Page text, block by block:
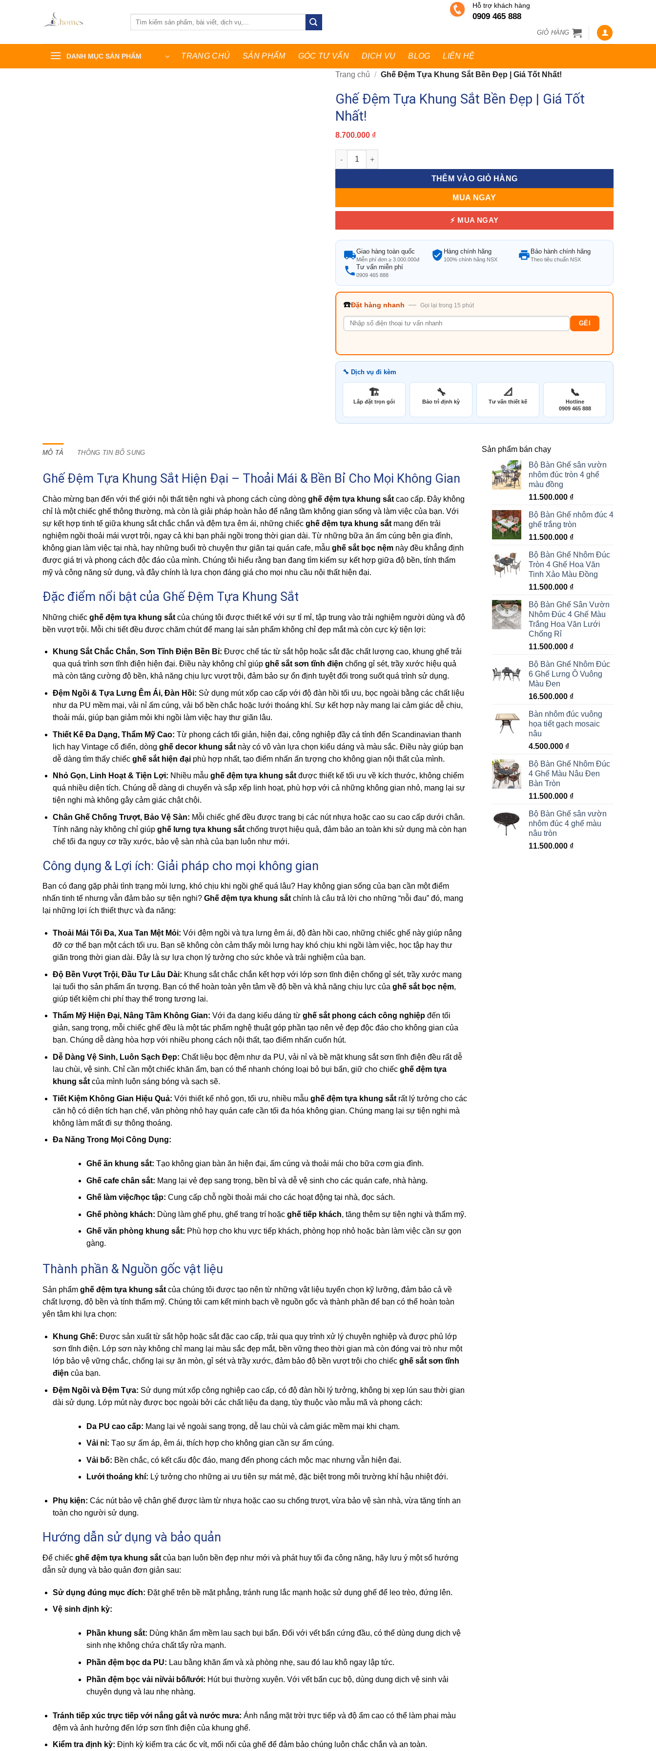
dung
Hỗ trợ khách hàng
0909 465 888
GIỎ HÀNG
DANH MỤC SẢN PHẨM TRANG CHỦ SẢN PHẨM GÓC TƯ VẤN DỊCH VỤ BLOG LIÊN HỆ
Trang chủ / Ghế Đệm Tựa Khung Sắt Bền Đẹp | Giá Tốt Nhất!
Ghế Đệm Tựa Khung Sắt Bền Đẹp | Giá Tốt
Nhất!
8.700.000 ₫
Ghế Đệm Tựa Khung Sắt Bền Đẹp | Giá Tốt Nhất! số lượng
THÊM VÀO GIỎ HÀNG
MUA NGAY
⚡ MUA NGAY
Giao hàng toàn quốc
Miễn phí đơn ≥ 3.000.000đ
Hàng chính hãng
100% chính hãng NSX
Bảo hành chính hãng
Theo tiêu chuẩn NSX
Tư vấn miễn phí
0909 465 888
☎️Đặt hàng nhanh — Gọi lại trong 15 phút
GẺI
🔧 Dịch vụ đi kèm
🏗️
Lắp đặt trọn gói
🔧
Bảo trì định kỳ
📐
Tư vấn thiết kế
📞
Hotline
0909 465 888
MÔ TẢ THÔNG TIN BỔ SUNG
Ghế Đệm Tựa Khung Sắt Hiện Đại – Thoải Mái & Bền Bỉ Cho Mọi Không Gian
Chào mừng bạn đến với thế giới nội thất tiện nghi và phong cách cùng dòng ghế đệm tựa khung sắt cao cấp. Đây không
chỉ là một chiếc ghế thông thường, mà còn là giải pháp hoàn hảo để nâng tầm không gian sống và làm việc của bạn. Với
sự kết hợp tinh tế giữa khung sắt chắc chắn và đệm tựa êm ái, những chiếc ghế đệm tựa khung sắt mang đến trải
nghiệm ngồi thoải mái vượt trội, ngay cả khi bạn phải ngồi trong thời gian dài. Từ những bữa ăn ấm cúng bên gia đình,
không gian làm việc tại nhà, hay những buổi trò chuyện thư giãn tại quán cafe, mẫu ghế sắt bọc nệm này đều khẳng định
được giá trị và phong cách độc đáo của mình. Chúng tôi hiểu rằng bạn đang tìm kiếm sự kết hợp giữa độ bền, tính thẩm
mỹ và công năng sử dụng, và đây chính là lựa chọn đáng giá cho mọi nhu cầu nội thất hiện đại.
Đặc điểm nổi bật của Ghế Đệm Tựa Khung Sắt
Những chiếc ghế đệm tựa khung sắt của chúng tôi được thiết kế với sự tỉ mỉ, tập trung vào trải nghiệm người dùng và độ
bền vượt trội. Mỗi chi tiết đều được chăm chút để mang lại sản phẩm không chỉ đẹp mắt mà còn cực kỳ tiện lợi:
Khung Sắt Chắc Chắn, Sơn Tĩnh Điện Bền Bỉ: Được chế tác từ sắt hộp hoặc sắt đặc chất lượng cao, khung ghế trải
qua quá trình sơn tĩnh điện hiện đại. Điều này không chỉ giúp ghế sắt sơn tĩnh điện chống gỉ sét, trầy xước hiệu quả
mà còn tăng cường độ bền, khả năng chịu lực vượt trội, đảm bảo sự ổn định tuyệt đối trong suốt quá trình sử dụng.
Đệm Ngồi & Tựa Lưng Êm Ái, Đàn Hồi: Sử dụng mút xốp cao cấp với độ đàn hồi tối ưu, bọc ngoài bằng các chất liệu
như da PU mềm mại, vải nỉ ấm cúng, vải bố bền chắc hoặc lưới thoáng khí. Sự kết hợp này mang lại cảm giác dễ chịu,
thoải mái, giúp bạn giảm mỏi khi ngồi làm việc hay thư giãn lâu.
Thiết Kế Đa Dạng, Thẩm Mỹ Cao: Từ phong cách tối giản, hiện đại, công nghiệp đầy cá tính đến Scandinavian thanh
lịch hay Vintage cổ điển, dòng ghế decor khung sắtnày có vô vàn lựa chọn kiểu dáng và màu sắc. Điều này giúp bạn
dễ dàng tìm thấy chiếc ghế sắt hiện đạiphù hợp nhất, tạo điểm nhấn ấn tượng cho không gian nội thất của mình.
Nhỏ Gọn, Linh Hoạt & Tiện Lợi: Nhiều mẫu ghế đệm tựa khung sắtđược thiết kế tối ưu về kích thước, không chiếm
quá nhiều diện tích. Chúng dễ dàng di chuyển và sắp xếp linh hoạt, phù hợp với cả những không gian nhỏ, mang lại sự
tiện nghi mà không gây cảm giác chật chội.
Chân Ghế Chống Trượt, Bảo Vệ Sàn: Mỗi chiếc ghế đều được trang bị các nút nhựa hoặc cao su cao cấp dưới chân.
Tính năng này không chỉ giúp ghế lưng tựa khung sắtchống trượt hiệu quả, đảm bảo an toàn khi sử dụng mà còn hạn
chế tối đa nguy cơ trầy xước, bảo vệ sàn nhà của bạn luôn như mới.
Công dụng & Lợi ích: Giải pháp cho mọi không gian
Bạn có đang gặp phải tình trạng mỏi lưng, khó chịu khi ngồi ghế quá lâu? Hay không gian sống của bạn cần một điểm
nhấn tinh tế nhưng vẫn đảm bảo sự tiện nghi? Ghế đệm tựa khung sắt chính là câu trả lời cho những “nỗi đau” đó, mang
lại những lợi ích thiết thực và đa năng:
Thoải Mái Tối Đa, Xua Tan Mệt Mỏi: Với đệm ngồi và tựa lưng êm ái, độ đàn hồi cao, những chiếc ghế này giúp nâng
đỡ cơ thể bạn một cách tối ưu. Bạn sẽ không còn cảm thấy mỏi lưng hay khó chịu khi ngồi làm việc, học tập hay thư
giãn trong thời gian dài. Đây là sự lựa chọn lý tưởng cho sức khỏe và trải nghiệm của bạn.
Độ Bền Vượt Trội, Đầu Tư Lâu Dài: Khung sắt chắc chắn kết hợp với lớp sơn tĩnh điện chống gỉ sét, trầy xước mang
lại tuổi thọ sản phẩm ấn tượng. Bạn có thể hoàn toàn yên tâm về độ bền và khả năng chịu lực của ghế sắt bọc nệm,
giúp tiết kiệm chi phí thay thế trong tương lai.
Thẩm Mỹ Hiện Đại, Nâng Tầm Không Gian: Với đa dạng kiểu dáng từ ghế sắt phong cách công nghiệpđến tối
giản, sang trọng, mỗi chiếc ghế đều là một tác phẩm nghệ thuật góp phần tạo nên vẻ đẹp độc đáo cho không gian của
bạn. Chúng dễ dàng hòa hợp với nhiều phong cách nội thất, tạo điểm nhấn cuốn hút.
Dễ Dàng Vệ Sinh, Luôn Sạch Đẹp: Chất liệu bọc đệm như da PU, vải nỉ và bề mặt khung sắt sơn tĩnh điện đều rất dễ
lau chùi, vệ sinh. Chỉ cần một chiếc khăn ẩm, bạn có thể nhanh chóng loại bỏ bụi bẩn, giữ cho chiếc ghế đệm tựa
khung sắtcủa mình luôn sáng bóng và sạch sẽ.
Tiết Kiệm Không Gian Hiệu Quả: Với thiết kế nhỏ gọn, tối ưu, nhiều mẫu ghế đệm tựa khung sắtrất lý tưởng cho các
căn hộ có diện tích hạn chế, văn phòng nhỏ hay quán cafe cần tối đa hóa không gian. Chúng mang lại sự tiện nghi mà
không làm mất đi sự thông thoáng.
Đa Năng Trong Mọi Công Dụng:
Ghế ăn khung sắt: Tạo không gian bàn ăn hiện đại, ấm cúng và thoải mái cho bữa cơm gia đình.
Ghế cafe chân sắt: Mang lại vẻ đẹp sang trọng, bền bỉ và dễ vệ sinh cho các quán cafe, nhà hàng.
Ghế làm việc/học tập: Cung cấp chỗ ngồi thoải mái cho các hoạt động tại nhà, đọc sách.
Ghế phòng khách: Dùng làm ghế phụ, ghế trang trí hoặc ghế tiếp khách, tăng thêm sự tiện nghi và thẩm mỹ.
Ghế văn phòng khung sắt: Phù hợp cho khu vực tiếp khách, phòng họp nhỏ hoặc bàn làm việc cần sự gọn
gàng.
Thành phần & Nguồn gốc vật liệu
Sản phẩm ghế đệm tựa khung sắt của chúng tôi được tạo nên từ những vật liệu tuyển chọn kỹ lưỡng, đảm bảo cả về
chất lượng, độ bền và tính thẩm mỹ. Chúng tôi cam kết minh bạch về nguồn gốc và thành phần để bạn có thể hoàn toàn
yên tâm khi lựa chọn:
Khung Ghế: Được sản xuất từ sắt hộp hoặc sắt đặc cao cấp, trải qua quy trình xử lý chuyên nghiệp và được phủ lớp
sơn tĩnh điện. Lớp sơn này không chỉ mang lại màu sắc đẹp mắt, bền vững theo thời gian mà còn đóng vai trò như một
lớp bảo vệ vững chắc, chống lại sự ăn mòn, gỉ sét và trầy xước, đảm bảo độ bền vượt trội cho chiếc ghế sắt sơn tĩnh
điện của bạn.
Đệm Ngồi và Đệm Tựa: Sử dụng mút xốp công nghiệp cao cấp, có độ đàn hồi lý tưởng, không bị xẹp lún sau thời gian
dài sử dụng. Lớp mút này được bọc ngoài bởi các chất liệu đa dạng, tùy thuộc vào mẫu mã và phong cách:
Da PU cao cấp: Mang lại vẻ ngoài sang trọng, dễ lau chùi và cảm giác mềm mại khi chạm.
Vải nỉ: Tạo sự ấm áp, êm ái, thích hợp cho không gian cần sự ấm cúng.
Vải bố: Bền chắc, có kết cấu độc đáo, mang đến phong cách mộc mạc nhưng vẫn hiện đại.
Lưới thoáng khí: Lý tưởng cho những ai ưu tiên sự mát mẻ, đặc biệt trong môi trường khí hậu nhiệt đới.
Phụ kiện: Các nút bảo vệ chân ghế được làm từ nhựa hoặc cao su chống trượt, vừa bảo vệ sàn nhà, vừa tăng tính an
toàn cho người sử dụng.
Hướng dẫn sử dụng và bảo quản
Để chiếc ghế đệm tựa khung sắt của bạn luôn bền đẹp như mới và phát huy tối đa công năng, hãy lưu ý một số hướng
dẫn sử dụng và bảo quản đơn giản sau:
Sử dụng đúng mục đích: Đặt ghế trên bề mặt phẳng, tránh rung lắc mạnh hoặc sử dụng ghế để leo trèo, đứng lên.
Vệ sinh định kỳ:
Phần khung sắt: Dùng khăn ẩm mềm lau sạch bụi bẩn. Đối với vết bẩn cứng đầu, có thể dùng dung dịch vệ
sinh nhẹ không chứa chất tẩy rửa mạnh.
Phần đệm bọc da PU: Lau bằng khăn ẩm và xà phòng nhẹ, sau đó lau khô ngay lập tức.
Phần đệm bọc vải nỉ/vải bố/lưới: Hút bụi thường xuyên. Với vết bẩn cục bộ, dùng dung dịch vệ sinh vải
chuyên dụng và lau nhẹ nhàng.
Tránh tiếp xúc trực tiếp với nắng gắt và nước mưa: Ánh nắng mặt trời trực tiếp và độ ẩm cao có thể làm phai màu
đệm và ảnh hưởng đến lớp sơn tĩnh điện của khung ghế.
Kiểm tra định kỳ: Định kỳ kiểm tra các ốc vít, mối nối của ghế để đảm bảo chúng luôn chắc chắn và an toàn.
Sản phẩm bán chạy
Bộ Bàn Ghế sân vườn
nhôm đúc tròn 4 ghế
màu đồng
11.500.000 ₫
Bộ Bàn Ghế nhôm đúc 4
ghế trắng tròn
11.500.000 ₫
Bộ Bàn Ghế Nhôm Đúc
Tròn 4 Ghế Hoa Văn
Tinh Xảo Màu Đồng
11.500.000 ₫
Bộ Bàn Ghế Sân Vườn
Nhôm Đúc 4 Ghế Màu
Trắng Hoa Văn Lưới
Chống Rỉ
11.500.000 ₫
Bộ Bàn Ghế Nhôm Đúc
6 Ghế Lưng Ô Vuông
Màu Đen
16.500.000 ₫
Bàn nhôm đúc vuông
họa tiết gạch mosaic
nâu
4.500.000 ₫
Bộ Bàn Ghế Nhôm Đúc
4 Ghế Màu Nâu Đen
Bàn Tròn
11.500.000 ₫
Bộ Bàn Ghế sân vườn
nhôm đúc 4 ghế màu
nâu tròn
11.500.000 ₫